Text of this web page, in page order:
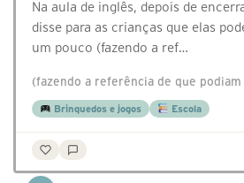
Na aula de inglês, depois de
disse para as crianças que elas
um pouco (fazendo a ref…
(fazendo a referência de que
Brinquedos e jogos Escola